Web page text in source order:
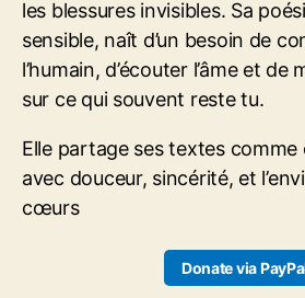
les blessures invisibles. Sa
sensible, naît d’un besoin de
l’humain, d’écouter l’âme et
sur ce qui souvent reste tu.
Elle partage ses textes comme
avec douceur, sincérité, et
cœurs
Donate via